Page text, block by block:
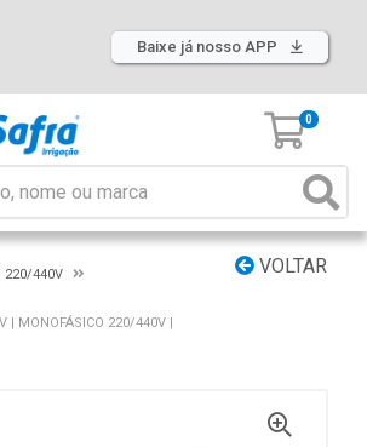
Baixe já nosso APP
0
VOLTAR
220/440V
| MONOFÁSICO 220/440V |